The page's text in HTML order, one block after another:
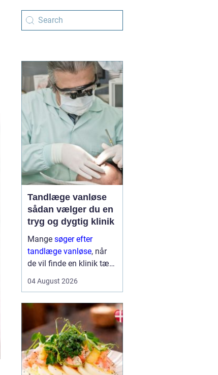
Tandlæge vanløse
sådan vælger du en
tryg og dygtig klinik
Mange søger efter
tandlæge vanløse, når
de vil finde en klinik tæt
fagligt stærk og god til
flere handler valget ikke
kun om pris og
beliggenhed, men i h...
04 August 2026